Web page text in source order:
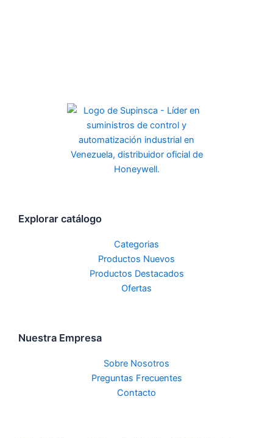
Explorar catálogo
Categorias
Productos Nuevos
Productos Destacados
Ofertas
Nuestra Empresa
Sobre Nosotros
Preguntas Frecuentes
Contacto